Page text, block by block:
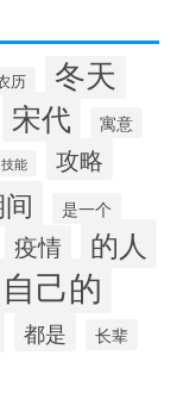
历 冬天
宋代 寓意
技能 攻略
是一个
疫情 的人
自己的
都是 长辈